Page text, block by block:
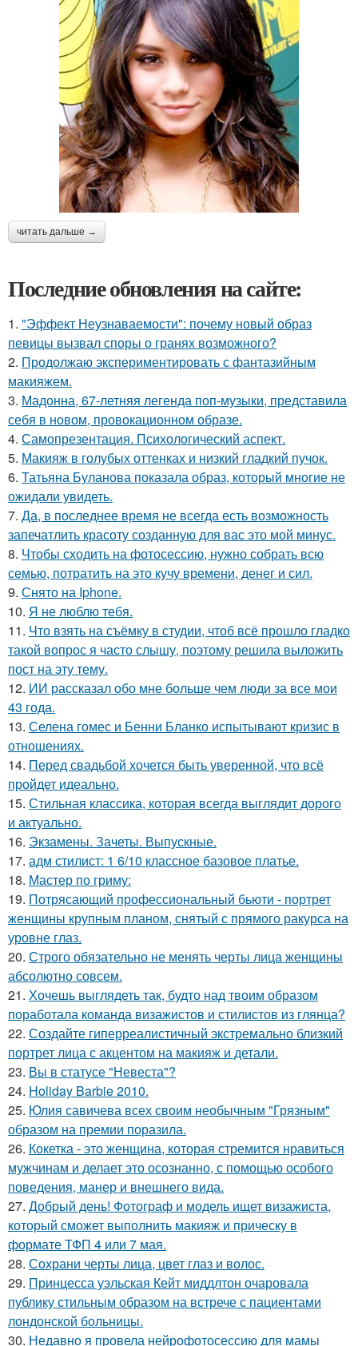
читать дальше →
Последние обновления на сайте:
1. "Эффект Неузнаваемости": почему новый образ
певицы вызвал споры о гранях возможного?
2. Продолжаю экспериментировать с фантазийным
макияжем.
3. Мадонна, 67-летняя легенда поп-музыки, представила
себя в новом, провокационном образе.
4. Самопрезентация. Психологический аспект.
5. Макияж в голубых оттенках и низкий гладкий пучок.
6. Татьяна Буланова показала образ, который многие не
ожидали увидеть.
7. Да, в последнее время не всегда есть возможность
запечатлить красоту созданную для вас это мой минус.
8. Чтобы сходить на фотосессию, нужно собрать всю
семью, потратить на это кучу времени, денег и сил.
9. Снято на Iphone.
10. Я не люблю тебя.
11. Что взять на съёмку в студии, чтоб всё прошло гладко
такой вопрос я часто слышу, поэтому решила выложить
пост на эту тему.
12. ИИ рассказал обо мне больше чем люди за все мои
43 года.
13. Селена гомес и Бенни Бланко испытывают кризис в
отношениях.
14. Перед свадьбой хочется быть уверенной, что всё
пройдет идеально.
15. Стильная классика, которая всегда выглядит дорого
и актуально.
16. Экзамены. Зачеты. Выпускные.
17. адм стилист: 1 6/10 классное базовое платье.
18. Мастер по гриму:
19. Потрясающий профессиональный бьюти - портрет
женщины крупным планом, снятый с прямого ракурса на
уровне глаз.
20. Строго обязательно не менять черты лица женщины
абсолютно совсем.
21. Хочешь выглядеть так, будто над твоим образом
поработала команда визажистов и стилистов из глянца?
22. Создайте гиперреалистичный экстремально близкий
портрет лица с акцентом на макияж и детали.
23. Вы в статусе "Невеста"?
24. Holiday Barbie 2010.
25. Юлия савичева всех своим необычным "Грязным"
образом на премии поразила.
26. Кокетка - это женщина, которая стремится нравиться
мужчинам и делает это осознанно, с помощью особого
поведения, манер и внешнего вида.
27. Добрый день! Фотограф и модель ищет визажиста,
который сможет выполнить макияж и прическу в
формате ТФП 4 или 7 мая.
28. Сохрани черты лица, цвет глаз и волос.
29. Принцесса уэльская Кейт миддлтон очаровала
публику стильным образом на встрече с пациентами
лондонской больницы.
30. Недавно я провела нейрофотосессию для мамы